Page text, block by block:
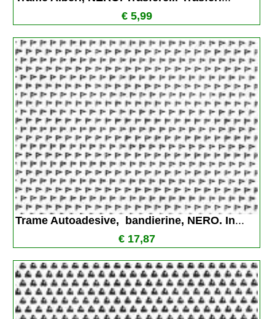
€ 5,99
Trame Autoadesive,  bandierine, NERO. In...
€ 17,87